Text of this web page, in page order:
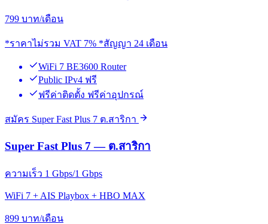
799 บาท/เดือน
*ราคาไม่รวม VAT 7% *สัญญา 24 เดือน
WiFi 7 BE3600 Router
Public IPv4 ฟรี
ฟรีค่าติดตั้ง ฟรีค่าอุปกรณ์
สมัคร Super Fast Plus 7 ต.สาริกา
Super Fast Plus 7 — ต.สาริกา
ความเร็ว 1 Gbps/1 Gbps
WiFi 7 + AIS Playbox + HBO MAX
899 บาท/เดือน